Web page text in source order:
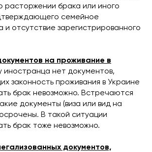
расторжении брака или иного
семейное
и отсутствие зарегистрированного
на проживание в
иностранца нет документов,
законность проживания в Украине
брак невозможно. Встречаются
документы (виза или вид на
В такой ситуации
брак тоже невозможно.
документов,